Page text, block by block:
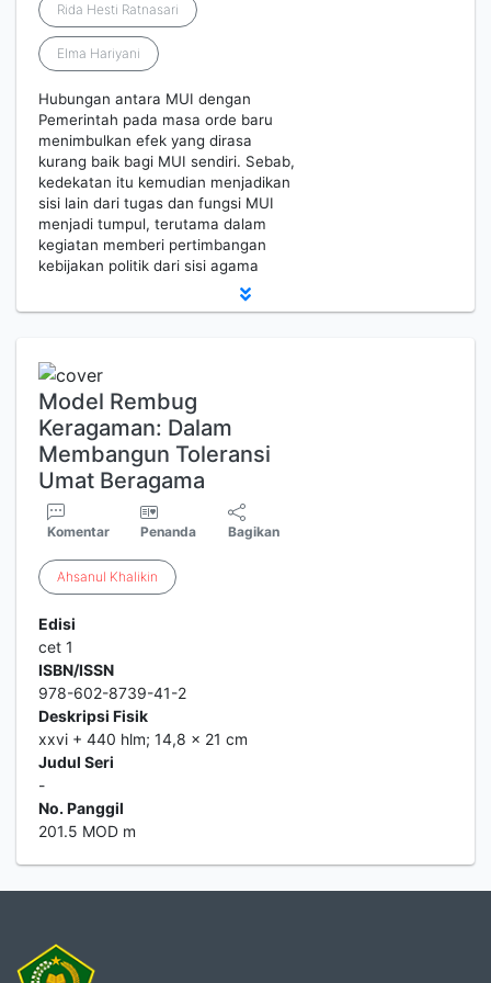
Rida Hesti Ratnasari
Elma Hariyani
Hubungan antara MUI dengan
Pemerintah pada masa orde baru
menimbulkan efek yang dirasa
kurang baik bagi MUI sendiri. Sebab,
kedekatan itu kemudian menjadikan
sisi lain dari tugas dan fungsi MUI
menjadi tumpul, terutama dalam
kegiatan memberi pertimbangan
kebijakan politik dari sisi agama
Model Rembug
Keragaman: Dalam
Membangun Toleransi
Umat Beragama
Komentar Penanda Bagikan
Ahsanul Khalikin
Edisi
cet 1
ISBN/ISSN
978-602-8739-41-2
Deskripsi Fisik
xxvi + 440 hlm; 14,8 x 21 cm
Judul Seri
-
No. Panggil
201.5 MOD m